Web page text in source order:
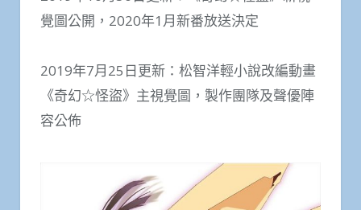
覺圖公開，2020年1月新番放送決定
2019年7月25日更新：松智洋輕小說改編動畫
《奇幻☆怪盜》主視覺圖，製作團隊及聲優陣
容公佈